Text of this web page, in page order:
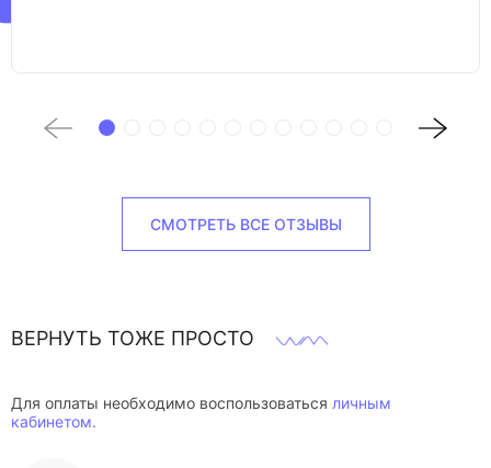
СМОТРЕТЬ ВСЕ ОТЗЫВЫ
ВЕРНУТЬ ТОЖЕ ПРОСТО
Для оплаты необходимо воспользоваться личным
кабинетом.